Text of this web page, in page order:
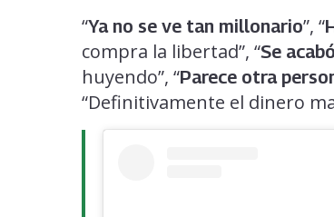
“Ya no se ve tan millonario”, “
compra la libertad”, “Se
huyendo”, “Parece otra
“Definitivamente el dinero